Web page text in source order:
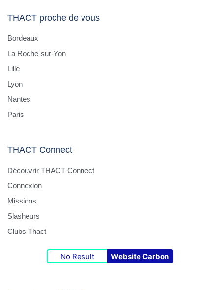
THACT proche de vous
Bordeaux
La Roche-sur-Yon
Lille
Lyon
Nantes
Paris
THACT Connect
Découvrir THACT Connect
Connexion
Missions
Slasheurs
Clubs Thact
No Result Website Carbon